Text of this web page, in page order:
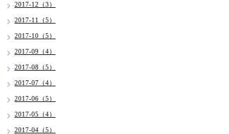
2017-12（3）
2017-11（5）
2017-10（5）
2017-09（4）
2017-08（5）
2017-07（4）
2017-06（5）
2017-05（4）
2017-04（5）